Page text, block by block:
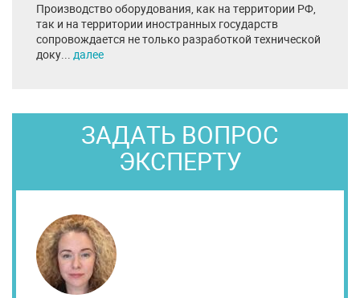
Производство оборудования, как на территории РФ,
так и на территории иностранных государств
сопровождается не только разработкой технической
доку... далее
ЗАДАТЬ ВОПРОС
ЭКСПЕРТУ